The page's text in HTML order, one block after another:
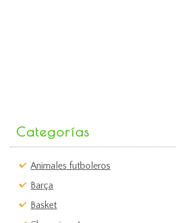
Categorías
Animales futboleros
Barça
Basket